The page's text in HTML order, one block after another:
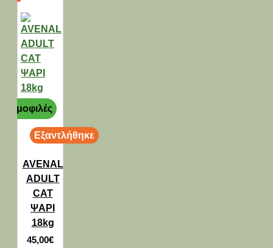
Δημοφιλές
Εξαντλήθηκε
AVENAL
ADULT
CAT
ΨΑΡΙ
18kg
45,00€